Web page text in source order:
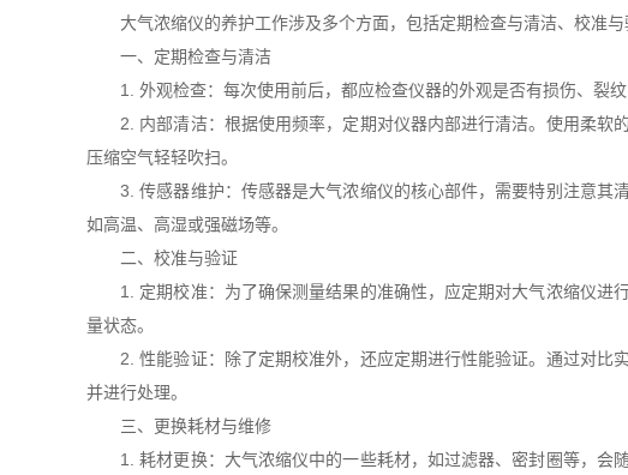
大气浓缩仪的养护工作涉及多个方面，包括定期检查与清洁、校准与
一、定期检查与清洁
1. 外观检查：每次使用前后，都应检查仪器的外观是否有损伤、裂纹
2. 内部清洁：根据使用频率，定期对仪器内部进行清洁。使用柔软
压缩空气轻轻吹扫。
3. 传感器维护：传感器是大气浓缩仪的核心部件，需要特别注意其清
如高温、高湿或强磁场等。
二、校准与验证
1. 定期校准：为了确保测量结果的准确性，应定期对大气浓缩仪进
量状态。
2. 性能验证：除了定期校准外，还应定期进行性能验证。通过对比
并进行处理。
三、更换耗材与维修
1. 耗材更换：大气浓缩仪中的一些耗材，如过滤器、密封圈等，会